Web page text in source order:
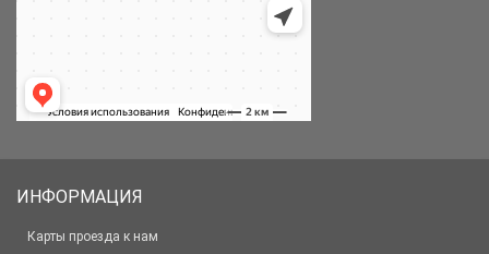
ИНФОРМАЦИЯ
Карты проезда к нам